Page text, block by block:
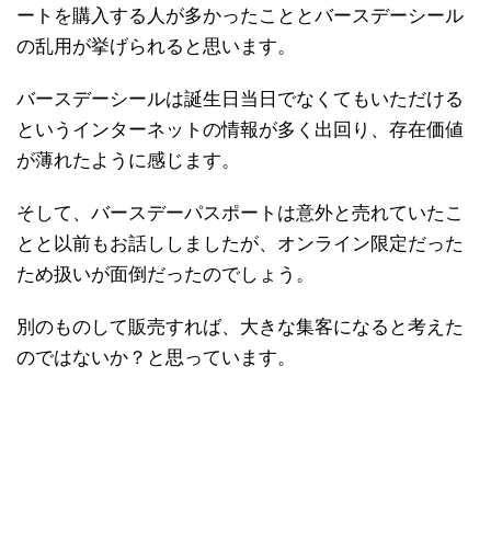
ートを購入する人が多かったこととバースデーシール
の乱用が挙げられると思います。
バースデーシールは誕生日当日でなくてもいただける
というインターネットの情報が多く出回り、存在価値
が薄れたように感じます。
そして、バースデーパスポートは意外と売れていたこ
とと以前もお話ししましたが、オンライン限定だった
ため扱いが面倒だったのでしょう。
別のものして販売すれば、大きな集客になると考えた
のではないか？と思っています。